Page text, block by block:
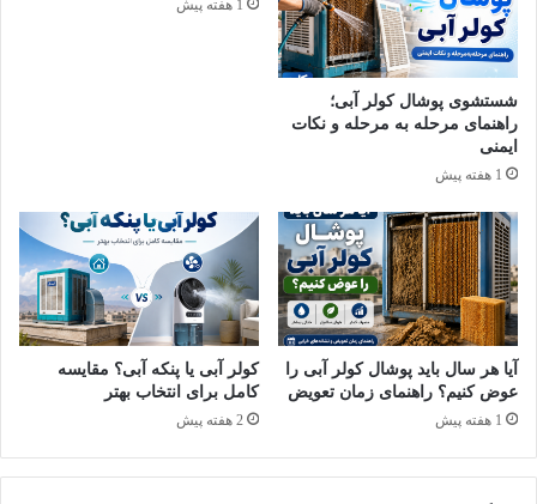
لباسشویی گام‌به‌گام
برای تمیزکردن و رسوب زدایی ماشین لباسشویی باید یک برنامه
مرحله‌به‌مرحله را پیش بگیرید. در این فرایند از جرم گیری ماشین تا
تمیز کردن لاستیک ماشین لباسشویی و بخش‌های مختلف آن وجود
دارد. در ادامه، مرحله‌به‌مرحله از گام‌های تمیزکاری برایتان می‌گوییم.
۱. تمیزکردن واشر لاستیکی درون درب
حتماً به‌فکر تمیز کردن لاستیک ماشین لباسشویی باشید. اگر به آن
رسیدگی نکنید، بعد از مدتی خراب می‌شود و به دردسر می‌افتید.
برای نظافت این بخش از وسیله باید:
درب ماشین را باز کنید؛
شستشوی پوشال کولر آبی؛
راهنمای مرحله به مرحله و نکات
ایمنی
1 هفته پیش
1 هفته پیش
آیا هر سال باید پوشال کولر آبی را
عوض کنیم؟ راهنمای زمان تعویض
1 هفته پیش
کولر آبی یا پنکه آبی؟ مقایسه
کامل برای انتخاب بهتر
2 هفته پیش